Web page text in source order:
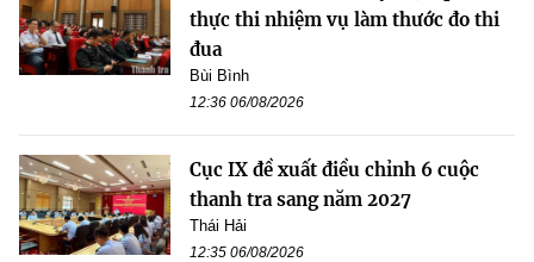
thực thi nhiệm vụ làm thước đo thi
đua
Bùi Bình
12:36 06/08/2026
Cục IX đề xuất điều chỉnh 6 cuộc
thanh tra sang năm 2027
Thái Hải
12:35 06/08/2026